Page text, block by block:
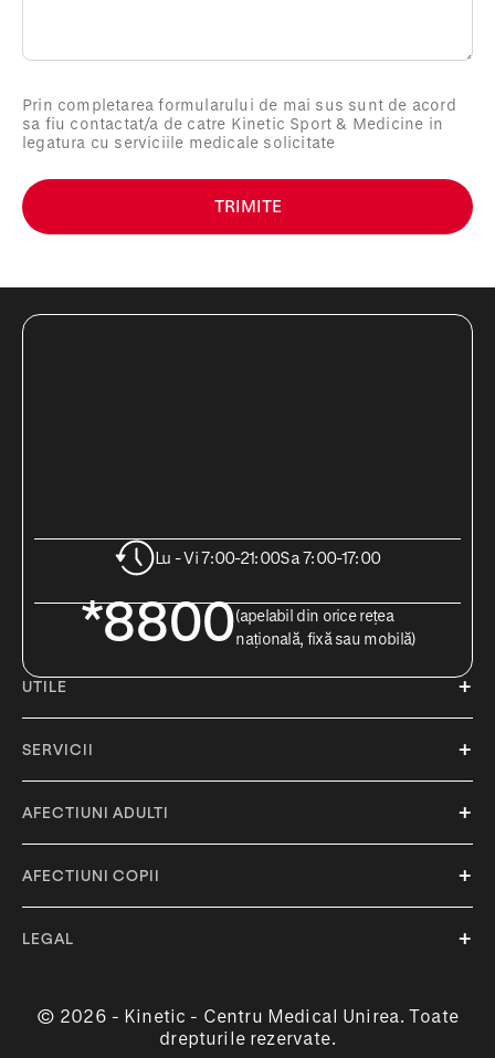
Prin completarea formularului de mai sus sunt de acord
sa fiu contactat/a de catre Kinetic Sport & Medicine in
legatura cu serviciile medicale solicitate
TRIMITE
Lu - Vi 7:00-21:00Sa 7:00-17:00
*8800(apelabil din orice rețea
națională, fixă sau mobilă)
UTILE
SERVICII
AFECTIUNI ADULTI
AFECTIUNI COPII
LEGAL
© 2026 - Kinetic - Centru Medical Unirea. Toate
drepturile rezervate.